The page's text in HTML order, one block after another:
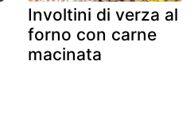
Involtini di verza al
forno con carne
macinata